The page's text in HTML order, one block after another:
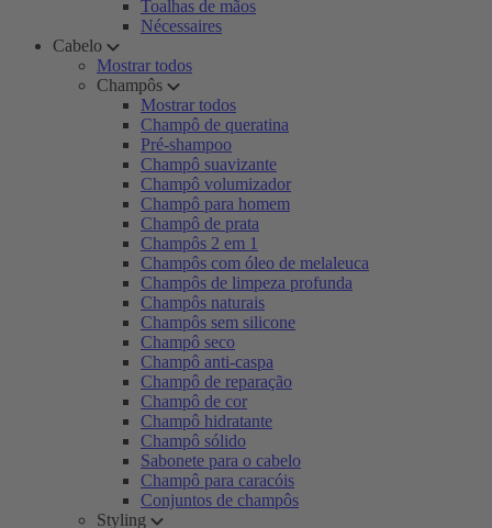
Toalhas de mãos
Nécessaires
Cabelo
Mostrar todos
Champôs
Mostrar todos
Champô de queratina
Pré-shampoo
Champô suavizante
Champô volumizador
Champô para homem
Champô de prata
Champôs 2 em 1
Champôs com óleo de melaleuca
Champôs de limpeza profunda
Champôs naturais
Champôs sem silicone
Champô seco
Champô anti-caspa
Champô de reparação
Champô de cor
Champô hidratante
Champô sólido
Sabonete para o cabelo
Champô para caracóis
Conjuntos de champôs
Styling